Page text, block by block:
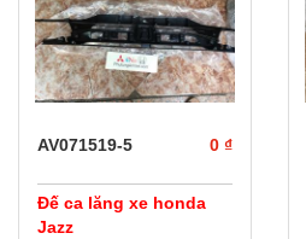
AV071519-5 0 ₫
Đế ca lăng xe honda
Jazz
prev